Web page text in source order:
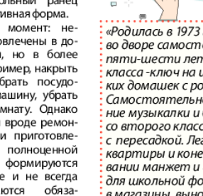
ExPress
Здоровье
iDEAL